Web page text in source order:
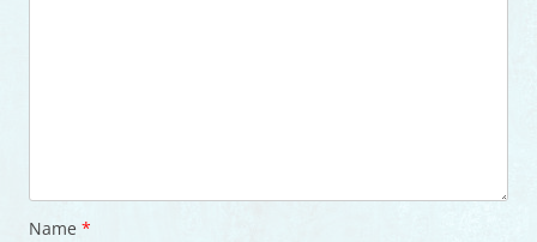
Name *